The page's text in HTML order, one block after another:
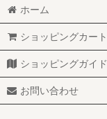
ホーム
ショッピングカート
ショッピングガイド
お問い合わせ